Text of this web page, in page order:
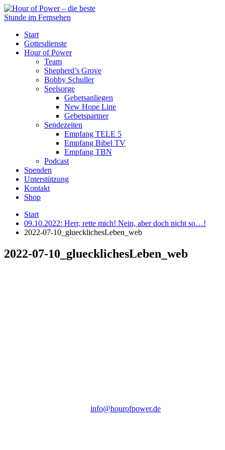
Start
Gottesdienste
Hour of Power
Team
Shepherd’s Grove
Bobby Schuller
Seelsorge
Gebetsanliegen
New Hope Line
Gebetspartner
Sendezeiten
Empfang TELE 5
Empfang Bibel TV
Empfang TBN
Podcast
Spenden
Unterstützung
Kontakt
Shop
Start
09.10.2022: Herr, rette mich! Nein, aber doch nicht so…!
2022-07-10_gluecklichesLeben_web
2022-07-10_gluecklichesLeben_web
info@hourofpower.de